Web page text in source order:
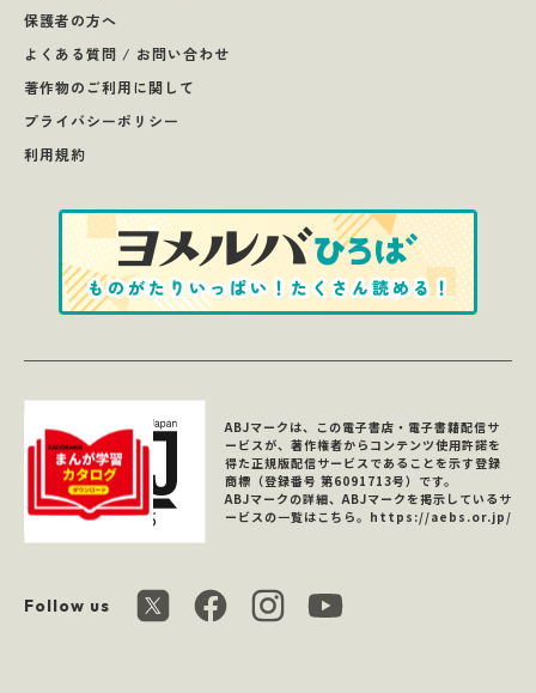
保護者の方へ
よくある質問 / お問い合わせ
著作物のご利用に関して
プライバシーポリシー
利用規約
Follow us
ABJマークは、この電子書店・電子書籍配信サ
ービスが、著作権者からコンテンツ使用許諾を
得た正規版配信サービスであることを示す登録
商標（登録番号 第6091713号）です。
ABJマークの詳細、ABJマークを掲示しているサ
ービスの一覧はこちら。 https://aebs.or.jp/